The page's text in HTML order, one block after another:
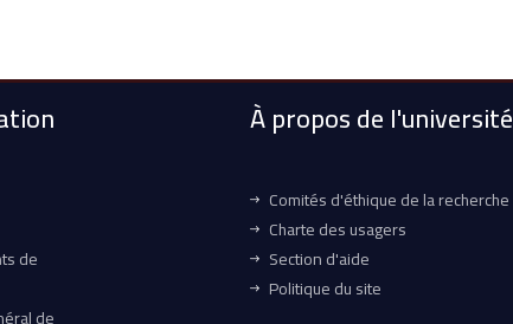
de
de
À propos de l'université
Comités d'éthique de la recherche
Charte des usagers
Section d'aide
Politique du site